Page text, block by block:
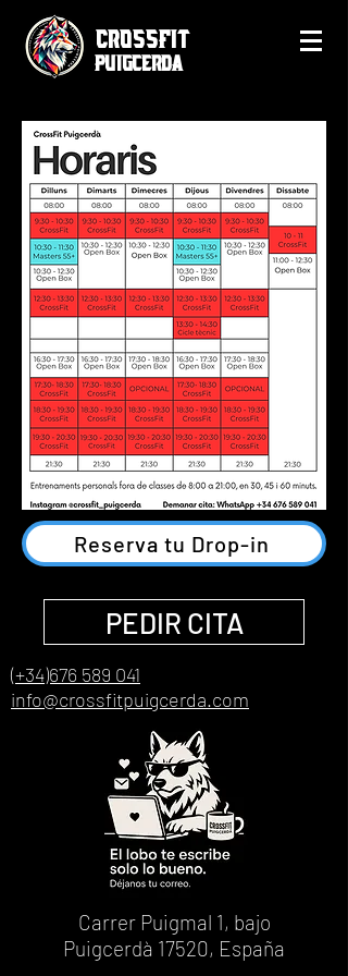
CrossFit
Puigcerda
Reserva tu Drop-in
PEDIR CITA
(+34)676 589 041
info@crossfitpuigcerda.com
Carrer Puigmal 1, bajo
Puigcerdà 17520, España